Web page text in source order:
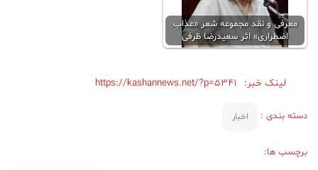
معرفی و نقد مجموعه شعر «عذاب
اضطراری» اثر سعیدرضا ظرفی
لینک خبر: https://kashannews.net/?p=5341
دسته بندی : اخبار
برچسب ها: